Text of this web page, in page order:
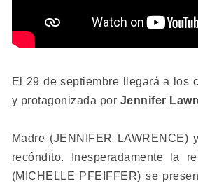
El 29 de septiembre llegará a los
y protagonizada por Jennifer
Madre (JENNIFER
recóndito. Inesperadamente la
(MICHELLE PFEIFFER) se